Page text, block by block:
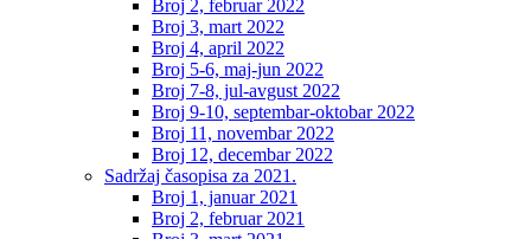
Broj 2, februar 2022
Broj 3, mart 2022
Broj 4, april 2022
Broj 5-6, maj-jun 2022
Broj 7-8, jul-avgust 2022
Broj 9-10, septembar-oktobar 2022
Broj 11, novembar 2022
Broj 12, decembar 2022
Sadržaj časopisa za 2021.
Broj 1, januar 2021
Broj 2, februar 2021